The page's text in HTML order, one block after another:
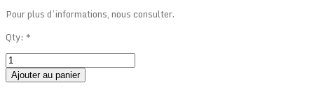
Pour plus d’informations, nous consulter.
Qty: *
Ajouter au panier